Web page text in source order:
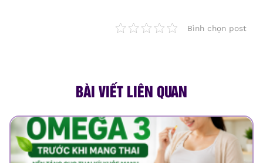
Bình chọn post
BÀI VIẾT LIÊN QUAN